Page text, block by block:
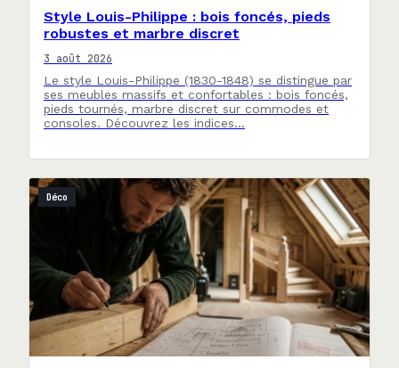
Style Louis-Philippe : bois foncés, pieds
robustes et marbre discret
3 août 2026
Le style Louis-Philippe (1830-1848) se distingue par
ses meubles massifs et confortables : bois foncés,
pieds tournés, marbre discret sur commodes et
consoles. Découvrez les indices…
Déco